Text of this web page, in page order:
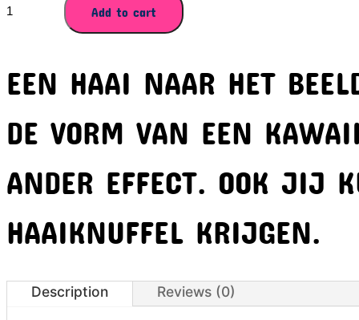
HAAIENKNUFFEL
Add to cart
EEN HAAI NAAR HET
DE VORM VAN EEN
ANDER EFFECT. OOK JIJ
HAAIKNUFFEL KRIJGEN.
Description Reviews (0)